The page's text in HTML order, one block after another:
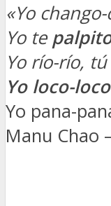
«Yo
Yo te
Yo río-río,
Yo loco-
Yo pana-
Manu Chao